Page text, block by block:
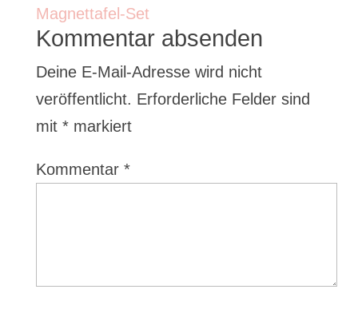
Kommentar absenden
Deine E-Mail-Adresse wird nicht
veröffentlicht. Erforderliche Felder sind
mit *markiert
Kommentar *